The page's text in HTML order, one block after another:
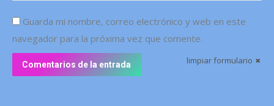
Guarda mi nombre, correo electrónico y web en este
navegador para la próxima vez que comente.
limpiar formulario
Comentarios de la entrada